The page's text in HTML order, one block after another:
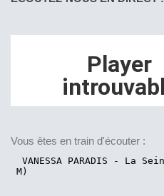
Vous êtes en train d'écouter :